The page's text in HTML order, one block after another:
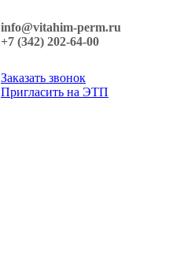
info@vitahim-perm.ru
+7 (342) 202-64-00
Заказать звонок
Пригласить на ЭТП